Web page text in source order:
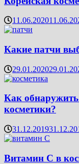
11.06.2020
Какие патчи
29.01.2020
Как обнаружить
косметики?
31.12.2019
Витамин C в